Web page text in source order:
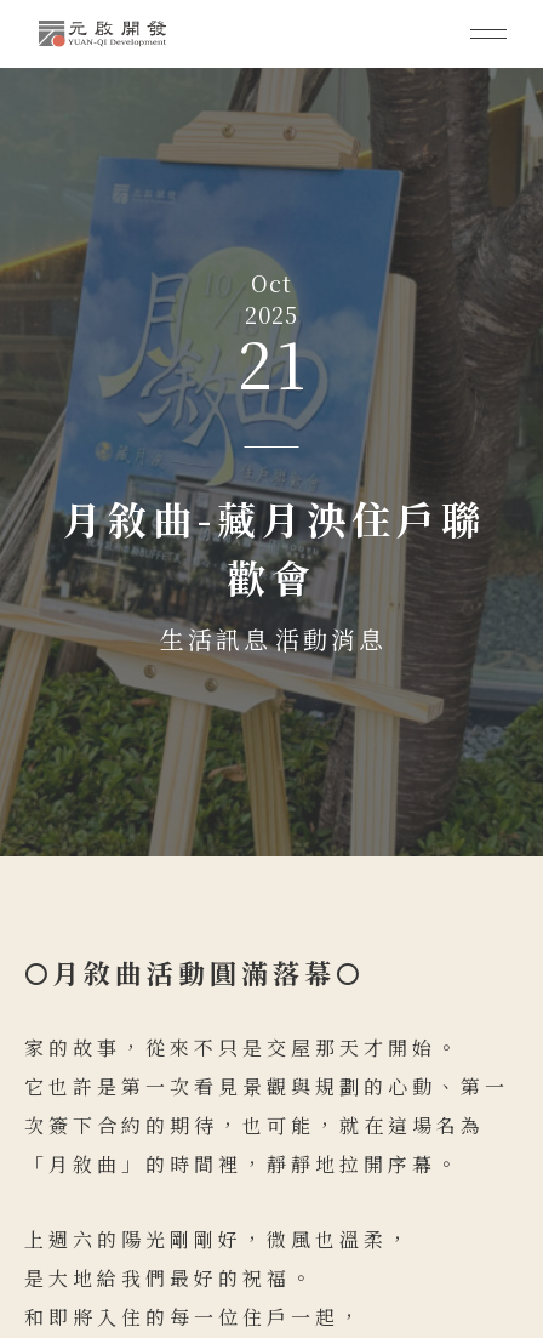
Oct
2025
21
月敘曲-藏月泱住戶聯
歡會
生活訊息活動消息
🌕月敘曲活動圓滿落幕🌕
家的故事，從來不只是交屋那天才開始。
它也許是第一次看見景觀與規劃的心動、第一
次簽下合約的期待，也可能，就在這場名為
「月敘曲」的時間裡，靜靜地拉開序幕。
上週六的陽光剛剛好，微風也溫柔，
是大地給我們最好的祝福。
和即將入住的每一位住戶一起，